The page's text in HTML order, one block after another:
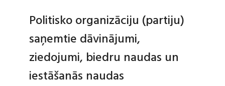
Politisko organizāciju (partiju)
saņemtie dāvinājumi,
ziedojumi, biedru naudas un
iestāšanās naudas